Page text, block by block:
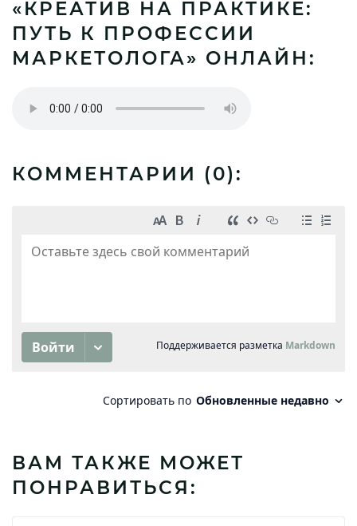
«КРЕАТИВ НА ПРАКТИКЕ:
ПУТЬ К ПРОФЕССИИ
МАРКЕТОЛОГА» ОНЛАЙН:
КОММЕНТАРИИ (0):
ВАМ ТАКЖЕ МОЖЕТ
ПОНРАВИТЬСЯ: